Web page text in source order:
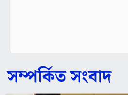
সম্পর্কিত সংবাদ